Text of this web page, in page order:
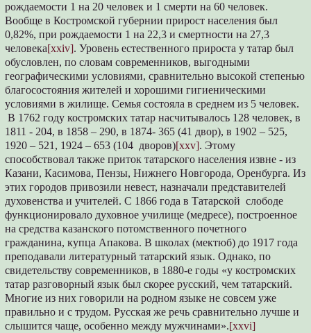
рождаемости 1 на 20 человек и 1 смерти на 60 человек.
Вообще в Костромской губернии прирост населения был
0,82%, при рождаемости 1 на 22,3 и смертности на 27,3
человека[xxiv]. Уровень естественного прироста у татар был
обусловлен, по словам современников, выгодными
географическими условиями, сравнительно высокой степенью
благосостояния жителей и хорошими гигиеническими
условиями в жилище. Семья состояла в среднем из 5 человек.
В 1762 году костромских татар насчитывалось 128 человек, в
1811 - 204, в 1858 – 290, в 1874- 365 (41 двор), в 1902 – 525,
1920 – 521, 1924 – 653 (104 дворов)[xxv]. Этому
способствовал также приток татарского населения извне - из
Казани, Касимова, Пензы, Нижнего Новгорода, Оренбурга. Из
этих городов привозили невест, назначали представителей
духовенства и учителей. С 1866 года в Татарской слободе
функционировало духовное училище (медресе), построенное
на средства казанского потомственного почетного
гражданина, купца Апакова. В школах (мектюб) до 1917 года
преподавали литературный татарский язык. Однако, по
свидетельству современников, в 1880-е годы «у костромских
татар разговорный язык был скорее русский, чем татарский.
Многие из них говорили на родном языке не совсем уже
правильно и с трудом. Русская же речь сравнительно лучше и
слышится чаще, особенно между мужчинами».[xxvi]